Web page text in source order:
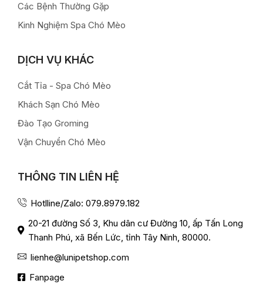
Các Bệnh Thường Gặp
Kinh Nghiệm Spa Chó Mèo
DỊCH VỤ KHÁC
Cắt Tỉa - Spa Chó Mèo
Khách Sạn Chó Mèo
Đào Tạo Groming
Vận Chuyển Chó Mèo
THÔNG TIN LIÊN HỆ
Hotlline/Zalo: 079.8979.182
20-21 đường Số 3, Khu dân cư Đường 10, ấp Tấn Long
Thanh Phú, xã Bến Lức, tỉnh Tây Ninh, 80000.
lienhe@lunipetshop.com
Fanpage